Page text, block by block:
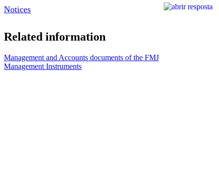
Notices
Related information
Management and Accounts documents of the FMJ
Management Instruments